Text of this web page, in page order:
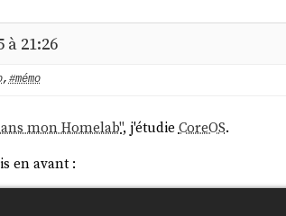
21:26
,#mémo
mon Homelab", j'étudieCoreOS.
en avant :